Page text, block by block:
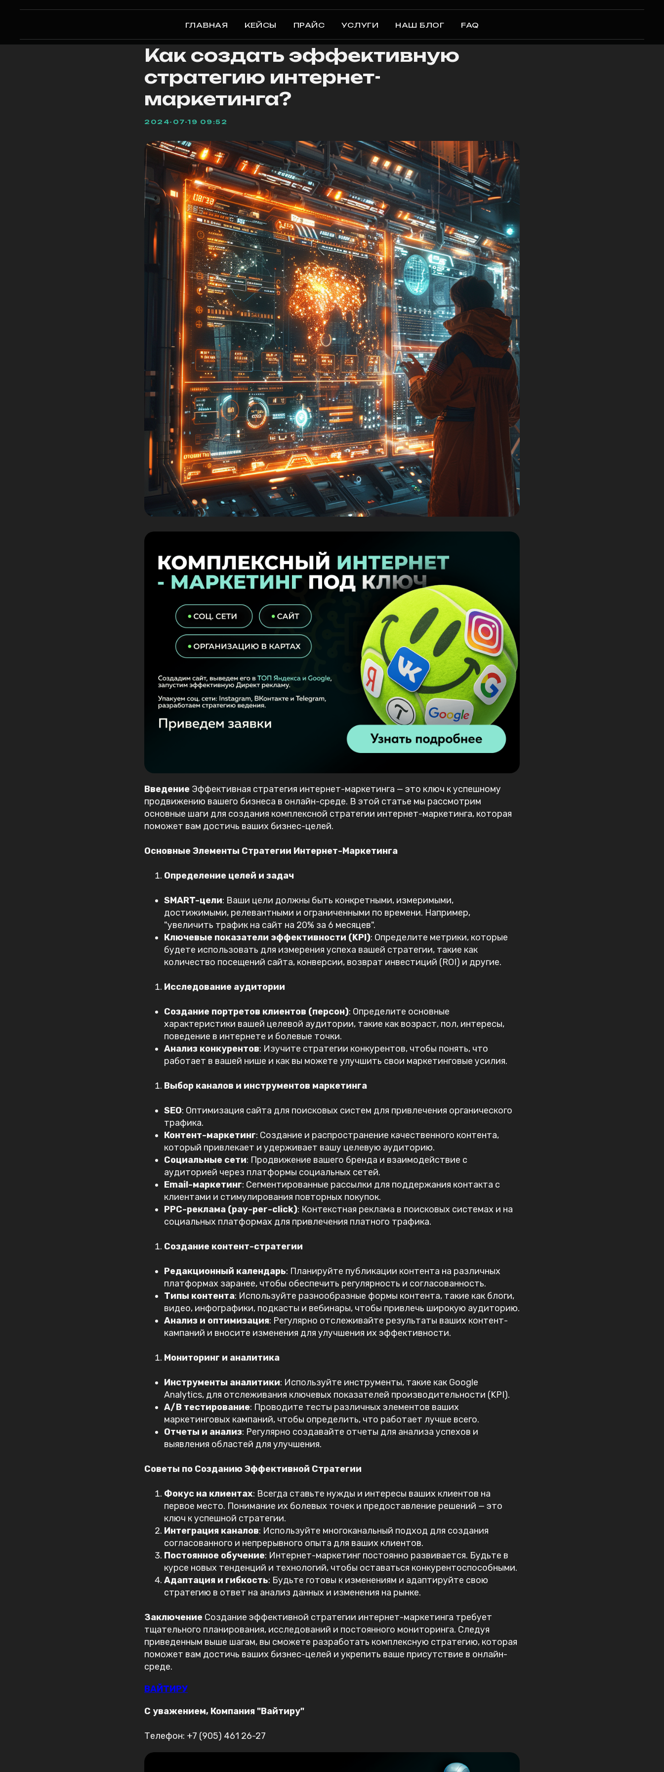
ГЛАВНАЯ КЕЙСЫ ПРАЙС УСЛУГИ НАШ БЛОГ FAQ
Как создать эффективную
стратегию интернет-
маркетинга?
2024-07-19 09:52
Введение Эффективная стратегия интернет-маркетинга — это ключ к успешному
продвижению вашего бизнеса в онлайн-среде. В этой статье мы рассмотрим
основные шаги для создания комплексной стратегии интернет-маркетинга, которая
поможет вам достичь ваших бизнес-целей.
Основные Элементы Стратегии Интернет-Маркетинга
Определение целей и задач
SMART-цели: Ваши цели должны быть конкретными, измеримыми,
достижимыми, релевантными и ограниченными по времени. Например,
"увеличить трафик на сайт на 20% за 6 месяцев".
Ключевые показатели эффективности (KPI): Определите метрики, которые
будете использовать для измерения успеха вашей стратегии, такие как
количество посещений сайта, конверсии, возврат инвестиций (ROI) и другие.
Исследование аудитории
Создание портретов клиентов (персон): Определите основные
характеристики вашей целевой аудитории, такие как возраст, пол, интересы,
поведение в интернете и болевые точки.
Анализ конкурентов: Изучите стратегии конкурентов, чтобы понять, что
работает в вашей нише и как вы можете улучшить свои маркетинговые усилия.
Выбор каналов и инструментов маркетинга
SEO: Оптимизация сайта для поисковых систем для привлечения органического
трафика.
Контент-маркетинг: Создание и распространение качественного контента,
который привлекает и удерживает вашу целевую аудиторию.
Социальные сети: Продвижение вашего бренда и взаимодействие с
аудиторией через платформы социальных сетей.
Email-маркетинг: Сегментированные рассылки для поддержания контакта с
клиентами и стимулирования повторных покупок.
PPC-реклама (pay-per-click): Контекстная реклама в поисковых системах и на
социальных платформах для привлечения платного трафика.
Создание контент-стратегии
Редакционный календарь: Планируйте публикации контента на различных
платформах заранее, чтобы обеспечить регулярность и согласованность.
Типы контента: Используйте разнообразные формы контента, такие как блоги,
видео, инфографики, подкасты и вебинары, чтобы привлечь широкую аудиторию.
Анализ и оптимизация: Регулярно отслеживайте результаты ваших контент-
кампаний и вносите изменения для улучшения их эффективности.
Мониторинг и аналитика
Инструменты аналитики: Используйте инструменты, такие как Google
Analytics, для отслеживания ключевых показателей производительности (KPI).
A/B тестирование: Проводите тесты различных элементов ваших
маркетинговых кампаний, чтобы определить, что работает лучше всего.
Отчеты и анализ: Регулярно создавайте отчеты для анализа успехов и
выявления областей для улучшения.
Советы по Созданию Эффективной Стратегии
Фокус на клиентах: Всегда ставьте нужды и интересы ваших клиентов на
первое место. Понимание их болевых точек и предоставление решений — это
ключ к успешной стратегии.
Интеграция каналов: Используйте многоканальный подход для создания
согласованного и непрерывного опыта для ваших клиентов.
Постоянное обучение: Интернет-маркетинг постоянно развивается. Будьте в
курсе новых тенденций и технологий, чтобы оставаться конкурентоспособными.
Адаптация и гибкость: Будьте готовы к изменениям и адаптируйте свою
стратегию в ответ на анализ данных и изменения на рынке.
Заключение Создание эффективной стратегии интернет-маркетинга требует
тщательного планирования, исследований и постоянного мониторинга. Следуя
приведенным выше шагам, вы сможете разработать комплексную стратегию, которая
поможет вам достичь ваших бизнес-целей и укрепить ваше присутствие в онлайн-
среде.
ВАЙТИРУ
С уважением, Компания "Вайтиру"
Телефон: +7 (905) 461 26-27